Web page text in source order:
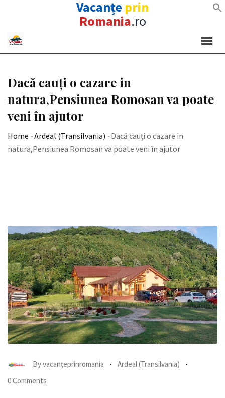
Vacanțe prin
Romania.ro
Skip
Dacă cauți o cazare in
natura,Pensiunea Romosan va poate
veni în ajutor
Home -Ardeal (Transilvania) -Dacă cauți o cazare in
natura,Pensiunea Romosan va poate veni în ajutor
Byvacanțeprinromania
Ardeal (Transilvania)
0 Comments